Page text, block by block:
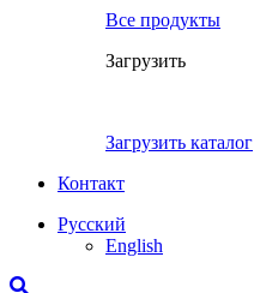
Все продукты
Загрузить
Загрузить каталог
Контакт
Русский
English